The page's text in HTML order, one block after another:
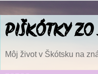
PIŠKÓTKY ZO
Môj život v Škótsku na